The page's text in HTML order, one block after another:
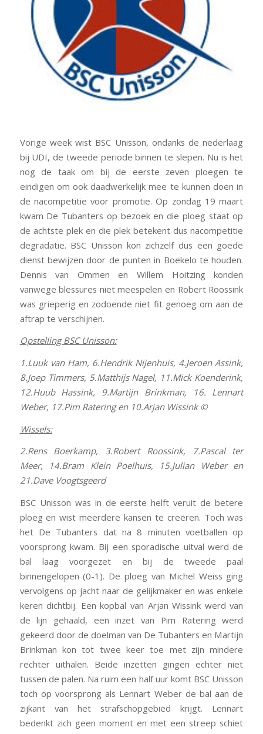
Vorige week wist BSC Unisson, ondanks de nederlaag
bij UDI, de tweede periode binnen te slepen. Nu is het
nog de taak om bij de eerste zeven ploegen te
eindigen om ook daadwerkelijk mee te kunnen doen in
de nacompetitie voor promotie. Op zondag 19 maart
kwam De Tubanters op bezoek en die ploeg staat op
de achtste plek en die plek betekent dus nacompetitie
degradatie. BSC Unisson kon zichzelf dus een goede
dienst bewijzen door de punten in Boekelo te houden.
Dennis van Ommen en Willem Hoitzing konden
vanwege blessures niet meespelen en Robert Roossink
was grieperig en zodoende niet fit genoeg om aan de
aftrap te verschijnen.
Opstelling BSC Unisson:
1.Luuk van Ham, 6.Hendrik Nijenhuis, 4.Jeroen Assink,
8.Joep Timmers, 5.Matthijs Nagel, 11.Mick Koenderink,
12.Huub Hassink, 9.Martijn Brinkman, 16. Lennart
Weber, 17.Pim Ratering en 10.Arjan Wissink ©
Wissels:
2.Rens Boerkamp, 3.Robert Roossink, 7.Pascal ter
Meer, 14.Bram Klein Poelhuis, 15.Julian Weber en
21.Dave Voogtsgeerd
BSC Unisson was in de eerste helft veruit de betere
ploeg en wist meerdere kansen te creëren. Toch was
het De Tubanters dat na 8 minuten voetballen op
voorsprong kwam. Bij een sporadische uitval werd de
bal laag voorgezet en bij de tweede paal
binnengelopen (0-1). De ploeg van Michel Weiss ging
vervolgens op jacht naar de gelijkmaker en was enkele
keren dichtbij. Een kopbal van Arjan Wissink werd van
de lijn gehaald, een inzet van Pim Ratering werd
gekeerd door de doelman van De Tubanters en Martijn
Brinkman kon tot twee keer toe met zijn mindere
rechter uithalen. Beide inzetten gingen echter niet
tussen de palen. Na ruim een half uur komt BSC Unisson
toch op voorsprong als Lennart Weber de bal aan de
zijkant van het strafschopgebied krijgt. Lennart
bedenkt zich geen moment en met een streep schiet